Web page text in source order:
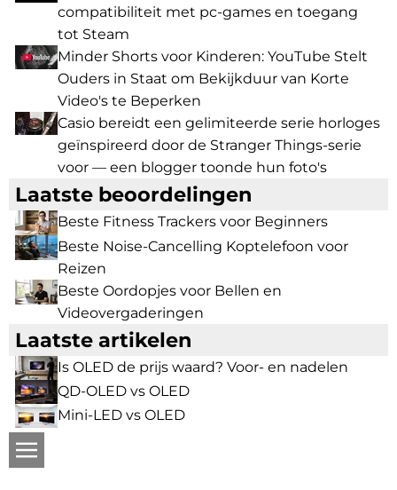
compatibiliteit met pc-games en toegang
tot Steam
Minder Shorts voor Kinderen: YouTube Stelt
Ouders in Staat om Bekijkduur van Korte
Video's te Beperken
Casio bereidt een gelimiteerde serie horloges
geïnspireerd door de Stranger Things-serie
voor — een blogger toonde hun foto's
Laatste beoordelingen
Beste Fitness Trackers voor Beginners
Beste Noise-Cancelling Koptelefoon voor
Reizen
Beste Oordopjes voor Bellen en
Videovergaderingen
Laatste artikelen
Is OLED de prijs waard? Voor- en nadelen
QD-OLED vs OLED
Mini-LED vs OLED